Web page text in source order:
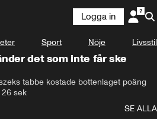
Logga in
Sport Nöje Livsstil
det som inte får ske
tabbe kostade bottenlaget poäng
26 sek
SE ALLA